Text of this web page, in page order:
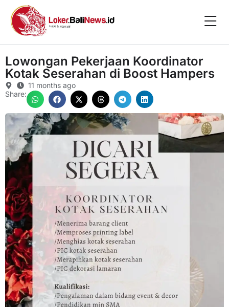
Lowongan Pekerjaan Koordinator
Kotak Seserahan di Boost Hampers
11 months ago
Share: